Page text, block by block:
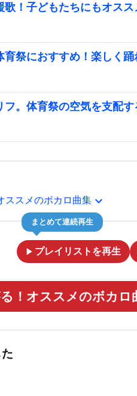
歌！子どもたちにもオス
育祭におすすめ！楽しく
フ。体育祭の空気を支配す
ススメのボカロ曲集 expand_more
play_arrow プレイリストを再生
まとめて連続再生
！オススメのボカロ